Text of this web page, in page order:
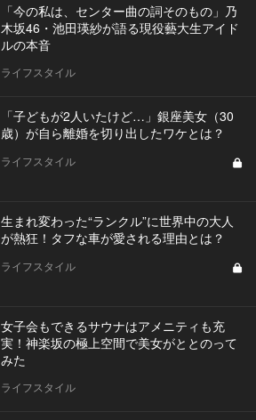
「今の私は、センター曲の詞そのもの」乃
木坂46・池田瑛紗が語る現役藝大生アイド
ルの本音
ライフスタイル
「子どもが2人いたけど…」銀座美女（30
歳）が自ら離婚を切り出したワケとは？
ライフスタイル
生まれ変わった“ランクル”に世界中の大人
が熱狂！タフな車が愛される理由とは？
ライフスタイル
女子会もできるサウナはアメニティも充
実！神楽坂の極上空間で美女がととのって
みた
ライフスタイル